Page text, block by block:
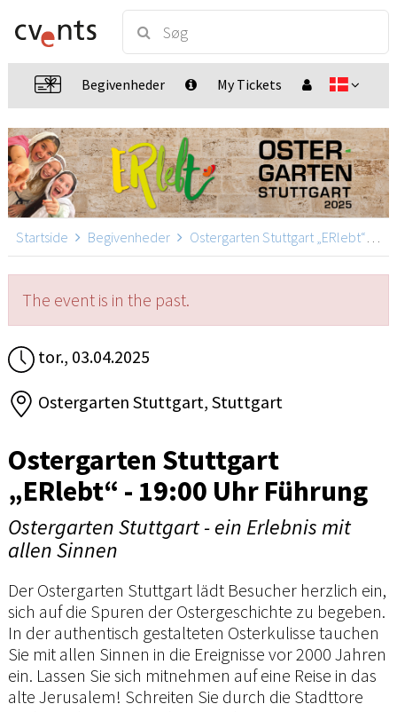
Begivenheder My Tickets
Startside Begivenheder Ostergarten Stuttgart „ERlebt“
The event is in the past.
tor., 03.04.2025
Ostergarten Stuttgart, Stuttgart
Ostergarten Stuttgart
„ERlebt“ - 19:00 Uhr Führung
Ostergarten Stuttgart - ein Erlebnis mit
allen Sinnen
Der Ostergarten Stuttgart lädt Besucher herzlich ein,
sich auf die Spuren der Ostergeschichte zu begeben.
In der authentisch gestalteten Osterkulisse tauchen
Sie mit allen Sinnen in die Ereignisse vor 2000 Jahren
ein. Lassen Sie sich mitnehmen auf eine Reise in das
alte Jerusalem! Schreiten Sie durch die Stadttore